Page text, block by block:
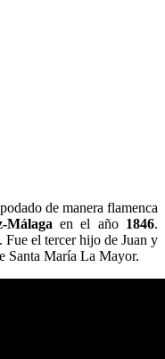
de manera flamenca
Málaga en el año 1846.
. Fue el tercer hijo de Juan y
Santa María La Mayor.